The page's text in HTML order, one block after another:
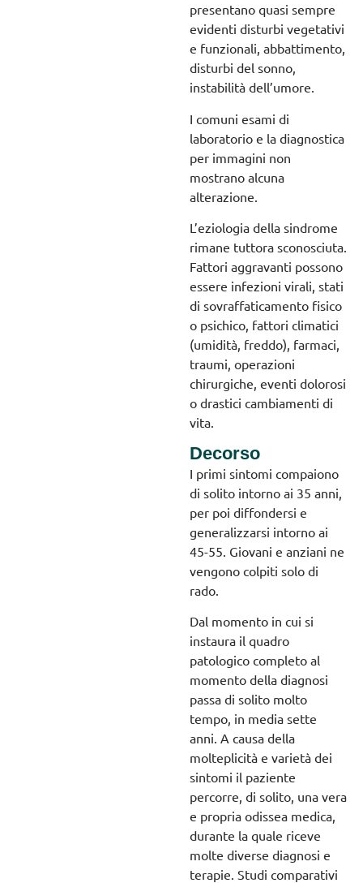
presentano quasi sempre
evidenti disturbi vegetativi
e funzionali, abbattimento,
disturbi del sonno,
instabilità dell’umore.
I comuni esami di
laboratorio e la diagnostica
per immagini non
mostrano alcuna
alterazione.
L’eziologia della sindrome
rimane tuttora sconosciuta.
Fattori aggravanti possono
essere infezioni virali, stati
di sovraffaticamento fisico
o psichico, fattori climatici
(umidità, freddo), farmaci,
traumi, operazioni
chirurgiche, eventi dolorosi
o drastici cambiamenti di
vita.
Decorso
I primi sintomi compaiono
di solito intorno ai 35 anni,
per poi diffondersi e
generalizzarsi intorno ai
45-55. Giovani e anziani ne
vengono colpiti solo di
rado.
Dal momento in cui si
instaura il quadro
patologico completo al
momento della diagnosi
passa di solito molto
tempo, in media sette
anni. A causa della
molteplicità e varietà dei
sintomi il paziente
percorre, di solito, una vera
e propria odissea medica,
durante la quale riceve
molte diverse diagnosi e
terapie. Studi comparativi